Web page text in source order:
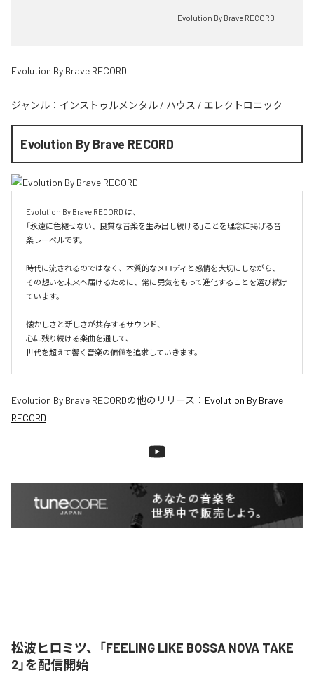
Evolution By Brave RECORD
Evolution By Brave RECORD
ジャンル： インストゥルメンタル / ハウス / エレクトロニック
Evolution By Brave RECORD
Evolution By Brave RECORD は、
「永遠に色褪せない、良質な音楽を生み出し続ける」ことを理念に掲げる音
楽レーベルです。
時代に流されるのではなく、本質的なメロディと感情を大切にしながら、
その想いを未来へ届けるために、常に勇気をもって進化することを選び続け
ています。
懐かしさと新しさが共存するサウンド、
心に残り続ける楽曲を通して、
世代を超えて響く音楽の価値を追求していきます。
Evolution By Brave RECORDの他のリリース： Evolution By Brave
RECORD
松波ヒロミツ、「FEELING LIKE BOSSA NOVA TAKE
2」を配信開始